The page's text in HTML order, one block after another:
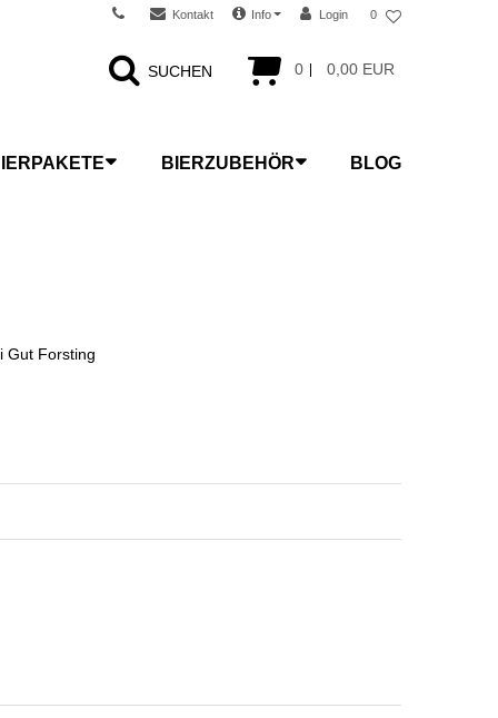
Kontakt Info Login 0
0 0,00 EUR
SUCHEN
BIERZUBEHÖR BLOG
Gut Forsting